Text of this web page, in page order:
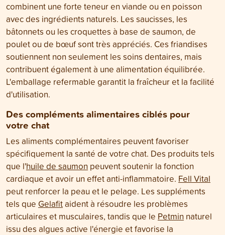
combinent une forte teneur en viande ou en poisson
avec des ingrédients naturels. Les saucisses, les
bâtonnets ou les croquettes à base de saumon, de
poulet ou de bœuf sont très appréciés. Ces friandises
soutiennent non seulement les soins dentaires, mais
contribuent également à une alimentation équilibrée.
L'emballage refermable garantit la fraîcheur et la facilité
d'utilisation.
Des compléments alimentaires ciblés pour
votre chat
Les aliments complémentaires peuvent favoriser
spécifiquement la santé de votre chat. Des produits tels
que l'huile de saumon peuvent soutenir la fonction
cardiaque et avoir un effet anti-inflammatoire. Fell Vital
peut renforcer la peau et le pelage. Les suppléments
tels que Gelafit aident à résoudre les problèmes
articulaires et musculaires, tandis que le Petmin naturel
issu des algues active l'énergie et favorise la